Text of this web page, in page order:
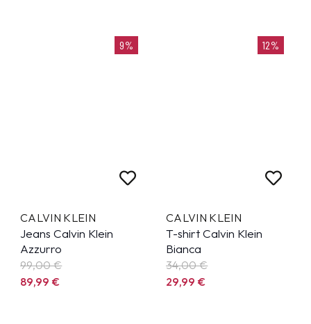
9%
CALVIN KLEIN
Jeans Calvin Klein
Azzurro
99,00 €
89,99€
12%
CALVIN KLEIN
T-shirt Calvin Klein
Bianca
34,00 €
29,99€